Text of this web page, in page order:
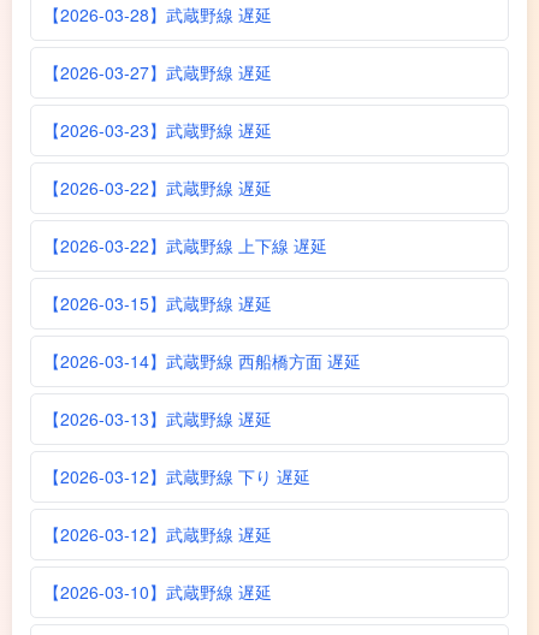
【2026-03-28】武蔵野線 遅延
【2026-03-27】武蔵野線 遅延
【2026-03-23】武蔵野線 遅延
【2026-03-22】武蔵野線 遅延
【2026-03-22】武蔵野線 上下線 遅延
【2026-03-15】武蔵野線 遅延
【2026-03-14】武蔵野線 西船橋方面 遅延
【2026-03-13】武蔵野線 遅延
【2026-03-12】武蔵野線 下り 遅延
【2026-03-12】武蔵野線 遅延
【2026-03-10】武蔵野線 遅延